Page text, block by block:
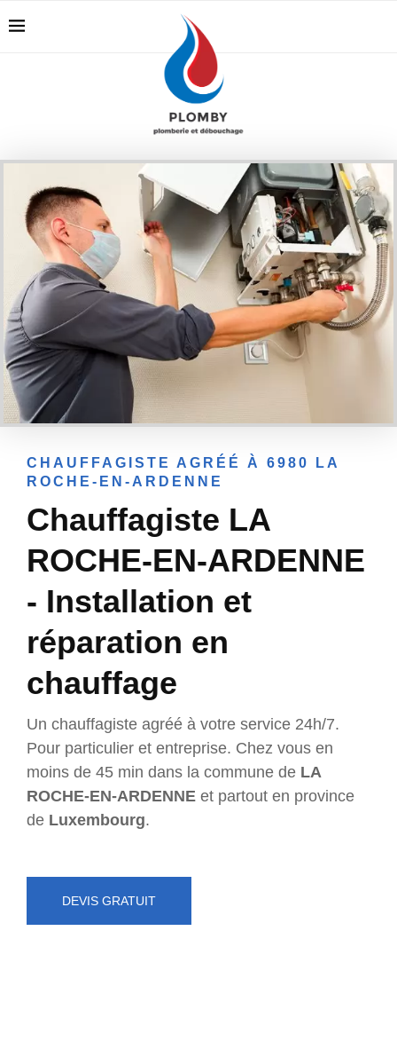
CHAUFFAGISTE AGRÉÉ À 6980 LA
ROCHE-EN-ARDENNE
Chauffagiste LA
ROCHE-EN-ARDENNE
- Installation et
réparation en
chauffage
Un chauffagiste agréé à votre service 24h/7.
Pour particulier et entreprise. Chez vous en
moins de 45 min dans la commune de LA
ROCHE-EN-ARDENNE et partout en province
de Luxembourg.
DEVIS GRATUIT